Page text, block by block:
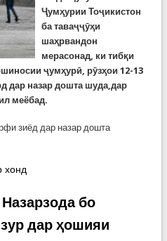
Ҷумҳурии Тоҷикистон
ба таваҷҷӯҳи
шаҳрвандон
мерасонад, ки тибқи
ҷумҳурӣ, рӯзҳои 12-13
дар назар дошта шуда,дар
меёбад.
зиёд дар назар дошта
12-13 бориши барфу борон,
тарма вуҷуд дорад
хонд
бо
дар ҳошияи